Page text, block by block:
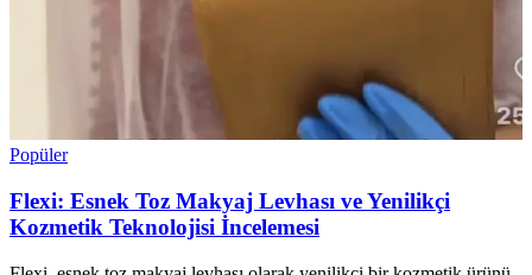
Popüler
Flexi: Esnek Toz Makyaj Levhası ve Yenilikçi
Kozmetik Teknolojisi İncelemesi